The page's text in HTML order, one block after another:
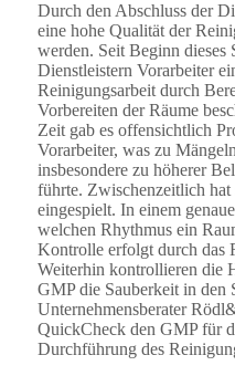
Durch den Abschluss der
eine hohe Qualität der
werden. Seit Beginn dieses
Dienstleistern Vorarbeiter
Reinigungsarbeit durch
Vorbereiten der Räume
Zeit gab es offensichtlich
Vorarbeiter, was zu
insbesondere zu höherer
führte. Zwischenzeitlich hat
eingespielt. In einem
welchen Rhythmus ein
Kontrolle erfolgt durch das
Weiterhin kontrollieren die
GMP die Sauberkeit in den
Unternehmensberater
QuickCheck den GMP für
Durchführung des